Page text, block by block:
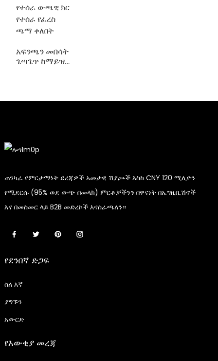
አፍንጫን መበሳት
ጌጣጌጥ ከማይዝግ
ጫማ ቀለበት
ጠንካራ የምርታማነት ደረጃዎች አመታዊ ሽያጮች እስከ CNY 120 ሚሊዮን
የሚደርሱ (95% ወደ ውጭ በመላክ) ምርቶቻችንን በዋናነት በኤግዚቢሽኖች
እና በመስመር ላይ B2B መድረኮች እናሰራጫለን።
የደንበኛ ድጋፍ
ስለ እኛ
ያግኙን
አውርድ
የእውቂያ መረጃ